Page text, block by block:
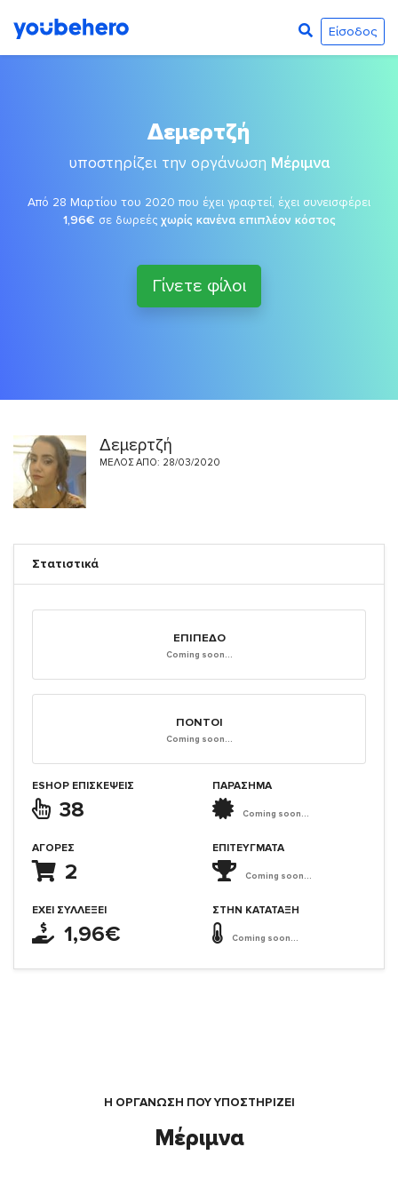
Είσοδος
Δεμερτζή
υποστηρίζει την οργάνωση Μέριμνα
Από 28 Μαρτίου του 2020 που έχει γραφτεί, έχει συνεισφέρει
1,96€ σε δωρεές χωρίς κανένα επιπλέον κόστος
Γίνετε φίλοι
Δεμερτζή
ΜΈΛΟΣ ΑΠΌ: 28/03/2020
Στατιστικά
ΕΠΊΠΕΔΟ
Coming soon...
ΠΌΝΤΟΙ
Coming soon...
ESHOP ΕΠΙΣΚΈΨΕΙΣ
38
ΑΓΟΡΈΣ
2
ΈΧΕΙ ΣΥΛΛΈΞΕΙ
1,96€
ΠΑΡΑΣΗΜΑ
Coming soon...
ΕΠΙΤΕΎΓΜΑΤΑ
Coming soon...
ΣΤΗΝ ΚΑΤΆΤΑΞΗ
Coming soon...
Η ΟΡΓΆΝΩΣΗ ΠΟΥ ΥΠΟΣΤΗΡΙΖΕΙ
Μέριμνα